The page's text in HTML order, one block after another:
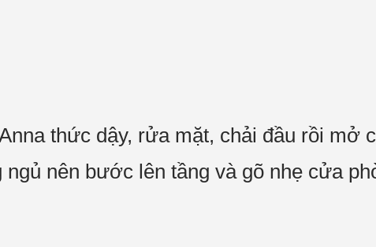
thức dậy, rửa mặt, chải đầu rồi mở
ngủ nên bước lên tầng và gõ nhẹ cửa